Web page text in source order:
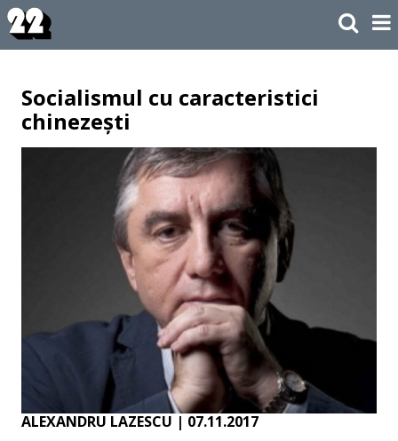
Socialismul cu caracteristici
chinezești
ALEXANDRU LAZESCU | 07.11.2017